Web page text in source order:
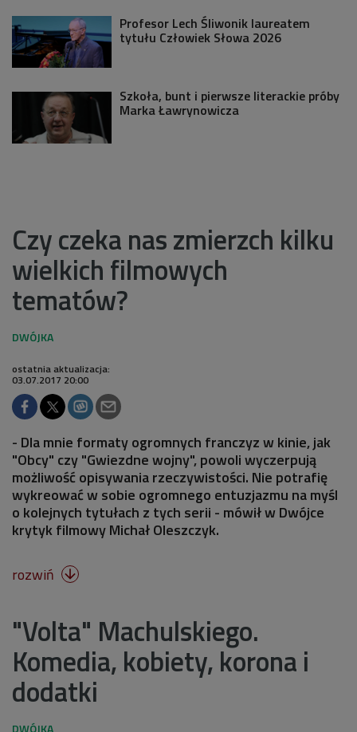
Profesor Lech Śliwonik laureatem
tytułu Człowiek Słowa 2026
Szkoła, bunt i pierwsze literackie próby
Marka Ławrynowicza
Czy czeka nas zmierzch kilku
wielkich filmowych
tematów?
ostatnia aktualizacja:
03.07.2017 20:00
- Dla mnie formaty ogromnych franczyz w kinie, jak
"Obcy" czy "Gwiezdne wojny", powoli wyczerpują
możliwość opisywania rzeczywistości. Nie potrafię
wykreować w sobie ogromnego entuzjazmu na myśl
o kolejnych tytułach z tych serii - mówił w Dwójce
krytyk filmowy Michał Oleszczyk.
rozwiń 
"Volta" Machulskiego.
Komedia, kobiety, korona i
dodatki